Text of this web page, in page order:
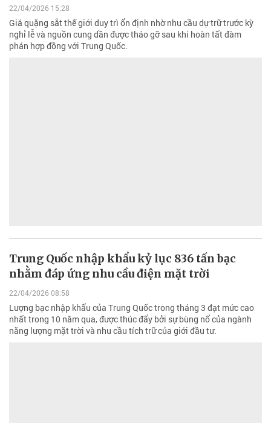
22/04/2026 15:28
Giá quặng sắt thế giới duy trì ổn định nhờ nhu cầu dự trữ trước kỳ
nghỉ lễ và nguồn cung dần được tháo gỡ sau khi hoàn tất đàm
phán hợp đồng với Trung Quốc.
Trung Quốc nhập khẩu kỷ lục 836 tấn bạc
nhằm đáp ứng nhu cầu điện mặt trời
22/04/2026 08:58
Lượng bạc nhập khẩu của Trung Quốc trong tháng 3 đạt mức cao
nhất trong 10 năm qua, được thúc đẩy bởi sự bùng nổ của ngành
năng lượng mặt trời và nhu cầu tích trữ của giới đầu tư.